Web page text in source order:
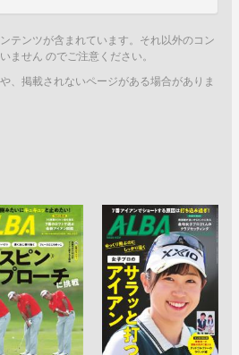
テンツが含まれています。それ以外のコン
ません のでご注意ください。
、掲載されないページがある場合がありま